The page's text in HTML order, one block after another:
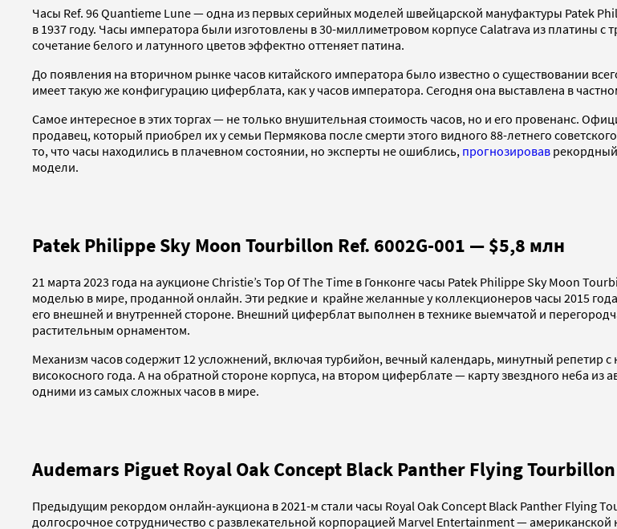
Часы Ref. 96 Quantieme Lune — одна из первых серийных моделей швейцарской мануфактуры Patek
в 1937 году. Часы императора были изготовлены в 30-миллиметровом корпусе Calatrava из
сочетание белого и латунного цветов эффектно оттеняет патина.
До появления на вторичном рынке часов китайского императора было известно о существовании
имеет такую же конфигурацию циферблата, как у часов императора. Сегодня она выставлена в
Самое интересное в этих торгах — не только внушительная стоимость часов, но и его провенанс.
продавец, который приобрел их у семьи Пермякова после смерти этого видного 88-летнего
то, что часы находились в плачевном состоянии, но эксперты не ошиблись, прогнозировав рекордный
модели.
Patek Philippe Sky Moon Tourbillon Ref. 6002G-001 — $5,8 млн
21 марта 2023 года на аукционе Christie’s Top Of The Time в Гонконге часы Patek Philippe Sky Moon
моделью в мире, проданной онлайн. Эти редкие и крайне желанные у коллекционеров часы 2015
его внешней и внутренней стороне. Внешний циферблат выполнен в технике выемчатой и
растительным орнаментом.
Механизм часов содержит 12 усложнений, включая турбийон, вечный календарь, минутный репетир
високосного года. А на обратной стороне корпуса, на втором циферблате — карту звездного неба
одними из самых сложных часов в мире.
Audemars Piguet Royal Oak Concept Black Panther Flying
Предыдущим рекордом онлайн-аукциона в 2021-м стали часы Royal Oak Concept Black Panther Flying
долгосрочное сотрудничество с развлекательной корпорацией Marvel Entertainment —